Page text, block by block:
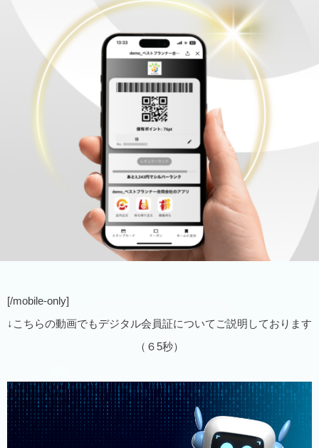
[/mobile-only]
↓こちらの動画でもデジタル会員証についてご説明しております
（６5秒）